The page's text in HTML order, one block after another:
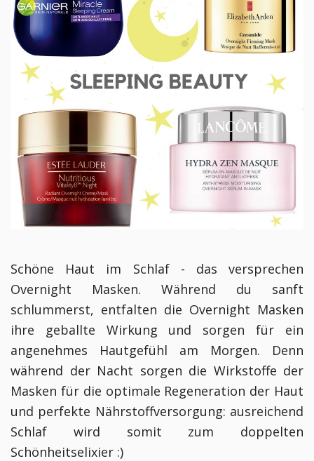
Schöne Haut im Schlaf - das versprechen
Overnight Masken. Während du sanft
schlummerst, entfalten die Overnight Masken
ihre geballte Wirkung und sorgen für ein
angenehmes Hautgefühl am Morgen. Denn
während der Nacht sorgen die Wirkstoffe der
Masken für die optimale Regeneration der Haut
und perfekte Nährstoffversorgung: ausreichend
Schlaf wird somit zum doppelten
Schönheitselixier :)